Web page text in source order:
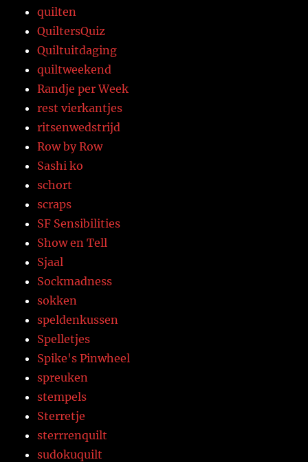
quilten
QuiltersQuiz
Quiltuitdaging
quiltweekend
Randje per Week
rest vierkantjes
ritsenwedstrijd
Row by Row
Sashi ko
schort
scraps
SF Sensibilities
Show en Tell
Sjaal
Sockmadness
sokken
speldenkussen
Spelletjes
Spike's Pinwheel
spreuken
stempels
Sterretje
sterrrenquilt
sudokuquilt